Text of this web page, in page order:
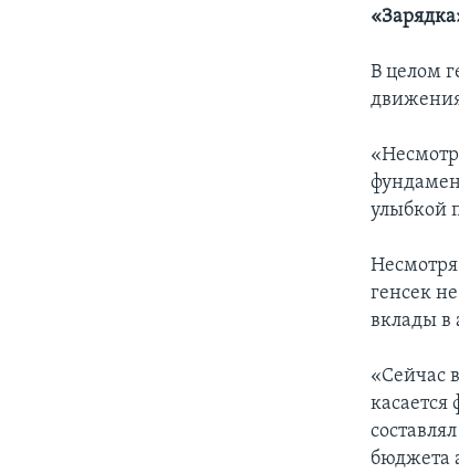
В целом
улыбкой
генсек
вклады в
«Сейчас
бюджета